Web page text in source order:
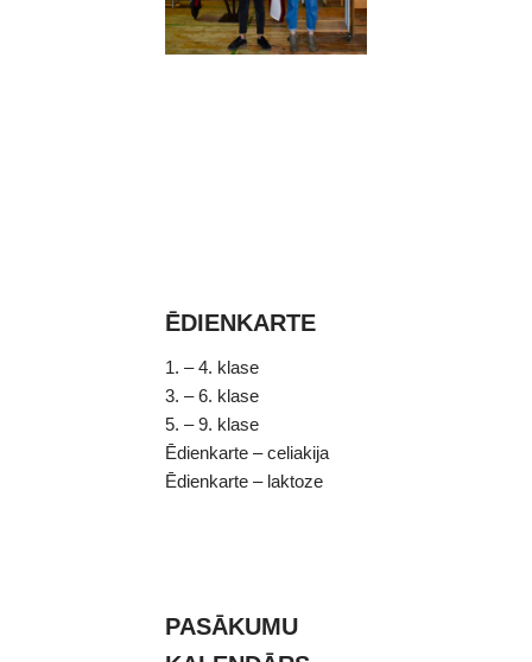
ĒDIENKARTE
1. – 4. klase
3. – 6. klase
5. – 9. klase
Ēdienkarte – celiakija
Ēdienkarte – laktoze
PASĀKUMU